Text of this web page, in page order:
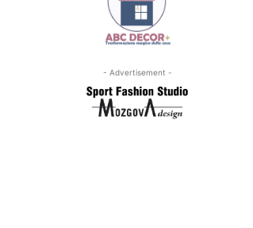
- Advertisement -